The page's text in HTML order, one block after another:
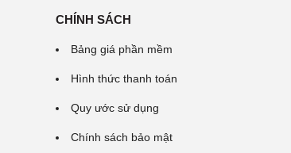
CHÍNH SÁCH
Bảng giá phần mềm
Hình thức thanh toán
Quy ước sử dụng
Chính sách bảo mật